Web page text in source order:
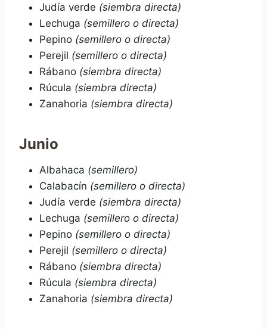
Judía verde (siembra directa)
Lechuga (semillero o directa)
Pepino (semillero o directa)
Perejil (semillero o directa)
Rábano (siembra directa)
Rúcula (siembra directa)
Zanahoria (siembra directa)
Junio
Albahaca (semillero)
Calabacín (semillero o directa)
Judía verde (siembra directa)
Lechuga (semillero o directa)
Pepino (semillero o directa)
Perejil (semillero o directa)
Rábano (siembra directa)
Rúcula (siembra directa)
Zanahoria (siembra directa)